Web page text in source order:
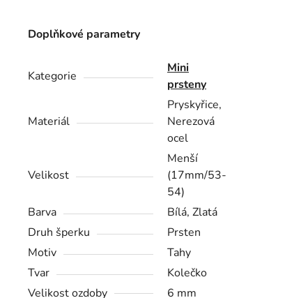
Doplňkové parametry
Kategorie
Mini
prsteny
Materiál
Pryskyřice,
Nerezová
ocel
Velikost
Menší
(17mm/53-
54)
Barva
Bílá, Zlatá
Druh šperku
Prsten
Motiv
Tahy
Tvar
Kolečko
Velikost ozdoby
6 mm